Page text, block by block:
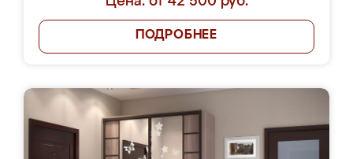
ПОДРОБНЕЕ